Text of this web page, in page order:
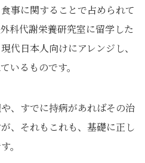
事に関することで占められて
科代謝栄養研究室に留学した
代日本人向けにアレンジし、
いるものです。
、すでに持病があればその治
、それもこれも、基礎に正し
。